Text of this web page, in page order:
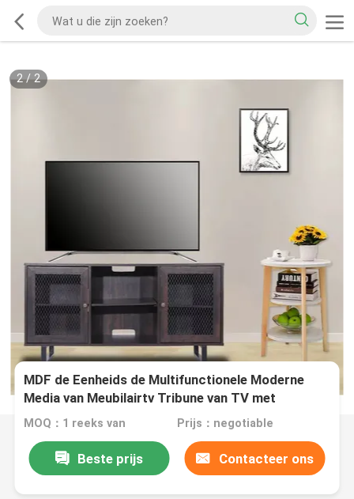
2/2
MDF de Eenheids de Multifunctionele Moderne
Media van Meubilairtv Tribune van TV met
Opslagplank
MOQ：1 reeks van Prijs：negotiable
Beste prijs Contacteer ons